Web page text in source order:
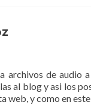
archivos de
al blog y asi los
web, y como en